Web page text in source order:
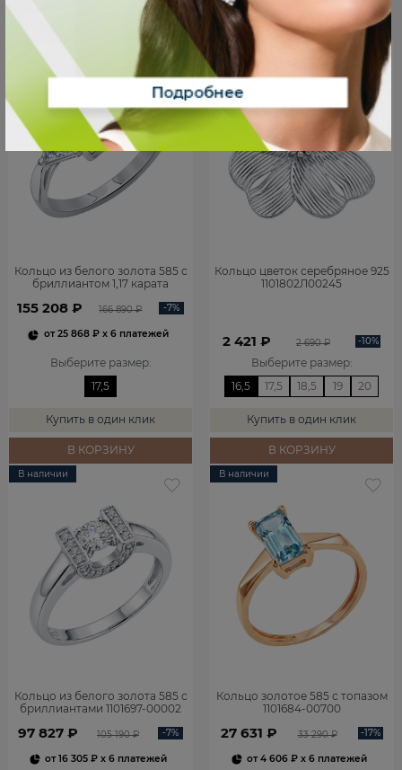
В наличии
Кольцо из белого золота 585 с
бриллиантом 1,17 карата
155 208 ₽ 166 890 ₽ -7%
от25 868 ₽x 6 платежей
Выберите размер:
17,5
Купить в один клик
В КОРЗИНУ
В наличии
Кольцо цветок серебряное 925
1101802Л00245
2 421 ₽ 2 690 ₽ -10%
Выберите размер:
16,5
17,5 18,5 19 20
Купить в один клик
В КОРЗИНУ
В наличии
Кольцо из белого золота 585 с
бриллиантами 1101697-00002
97 827 ₽ 105 190 ₽ -7%
от16 305 ₽ x 6 платежей
В наличии
Кольцо золотое 585 с топазом
1101684-00700
27 631 ₽ 33 290 ₽ -17%
от4 606 ₽ x 6 платежей